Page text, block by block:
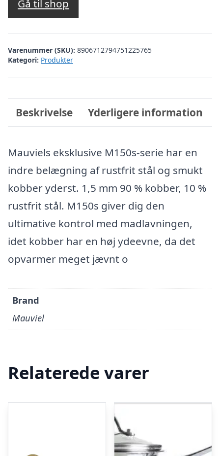
Gå til shop
Varenummer (SKU): 8906712794751225765
Kategori: Produkter
Beskrivelse Yderligere information
Mauviels eksklusive M150s-serie har en
indre belægning af rustfrit stål og smukt
kobber yderst. 1,5 mm 90 % kobber, 10 %
rustfrit stål. M150s giver dig den
ultimative kontrol med madlavningen,
idet kobber har en høj ydeevne, da det
opvarmer meget jævnt o
Brand
Mauviel
Relaterede varer